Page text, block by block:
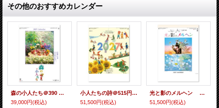
その他のおすすめカレンダー
森の小人たち＠390 円〜（税込）
39,000円(税込)
小人たちの詩＠515円〜(税込)
51,500円(税込)
光と影のメルヘン ＠515円〜(税込)
51,500円(税込)